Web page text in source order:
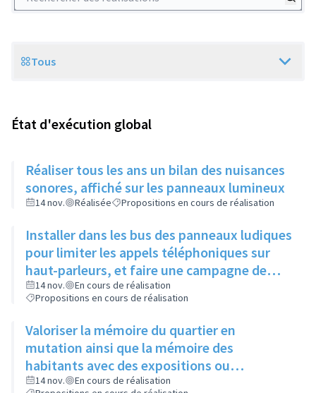
Scope
Tous
État d'exécution global
Réaliser tous les ans un bilan des nuisances
sonores, affiché sur les panneaux lumineux
14 nov. Réalisée Propositions en cours de réalisation
Installer dans les bus des panneaux ludiques
pour limiter les appels téléphoniques sur
haut-parleurs, et faire une campagne de
sensibilisation sur la dangerosité des bruits
forts
14 nov.
En cours de réalisation
Propositions en cours de réalisation
Valoriser la mémoire du quartier en
mutation ainsi que la mémoire des
habitants avec des expositions ou
l'implantation de sculptures
14 nov.
En cours de réalisation